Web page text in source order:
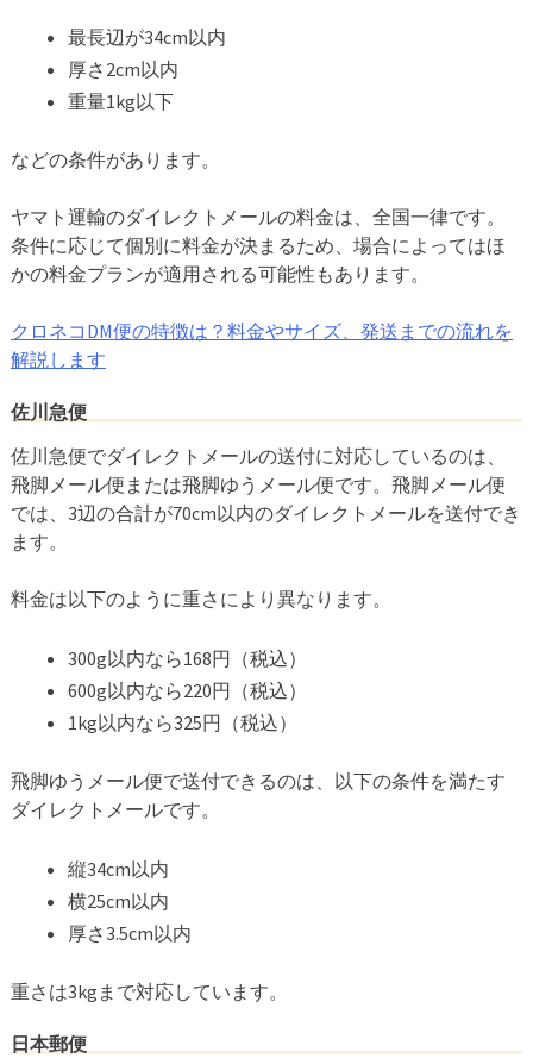
最長辺が34cm以内
厚さ2cm以内
重量1kg以下
などの条件があります。
ヤマト運輸のダイレクトメールの料金は、全国一律です。
条件に応じて個別に料金が決まるため、場合によってはほ
かの料金プランが適用される可能性もあります。
クロネコDM便の特徴は？料金やサイズ、発送までの流れを
解説します
佐川急便
佐川急便でダイレクトメールの送付に対応しているのは、
飛脚メール便または飛脚ゆうメール便です。飛脚メール便
では、3辺の合計が70cm以内のダイレクトメールを送付でき
ます。
料金は以下のように重さにより異なります。
300g以内なら168円（税込）
600g以内なら220円（税込）
1kg以内なら325円（税込）
飛脚ゆうメール便で送付できるのは、以下の条件を満たす
ダイレクトメールです。
縦34cm以内
横25cm以内
厚さ3.5cm以内
重さは3kgまで対応しています。
日本郵便